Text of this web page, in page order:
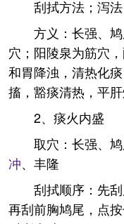
刮拭方法；泻法
方义：长强、
穴；阳陵泉为筋穴
和胃降浊，清热化
搐，豁痰清热，平肝
2、痰火内盛
取穴：长强、鸠
冲、丰隆
刮拭顺序：先
再刮前胸鸠尾，点